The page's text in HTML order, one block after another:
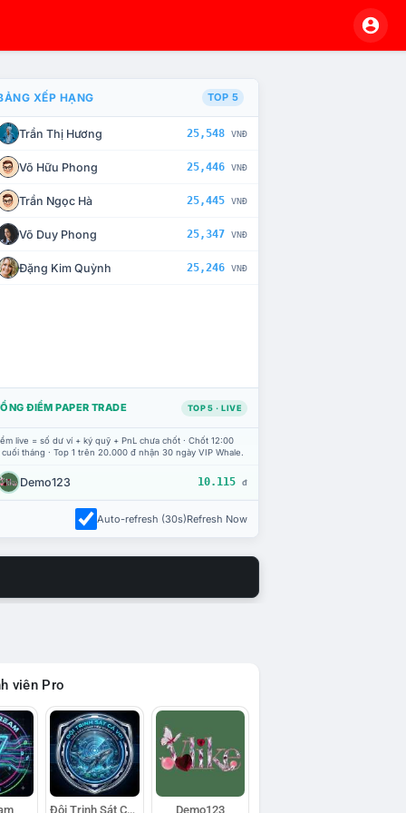
CHẾ TÀI XỬ LÝ VI PHẠM
XẾP HẠNG TOP 5
Trần Thị Hương 25,548 VNĐ
Võ Hữu Phong 25,446 VNĐ
Trần Ngọc Hà 25,445 VNĐ
Võ Duy Phong 25,347 VNĐ
Đặng Kim Quỳnh 25,246 VNĐ
ĐIỂM PAPER TRADE TOP 5 · LIVE
live = số dư ví + ký quỹ + PnL chưa chốt · Chốt 12:00
tháng · Top 1 trên 20.000 đ nhận 30 ngày VIP Whale.
Demo123 10.115 đ
Auto-refresh (30s)Refresh Now
viên Pro
Đội Trinh Sát Cá Voi Demo123